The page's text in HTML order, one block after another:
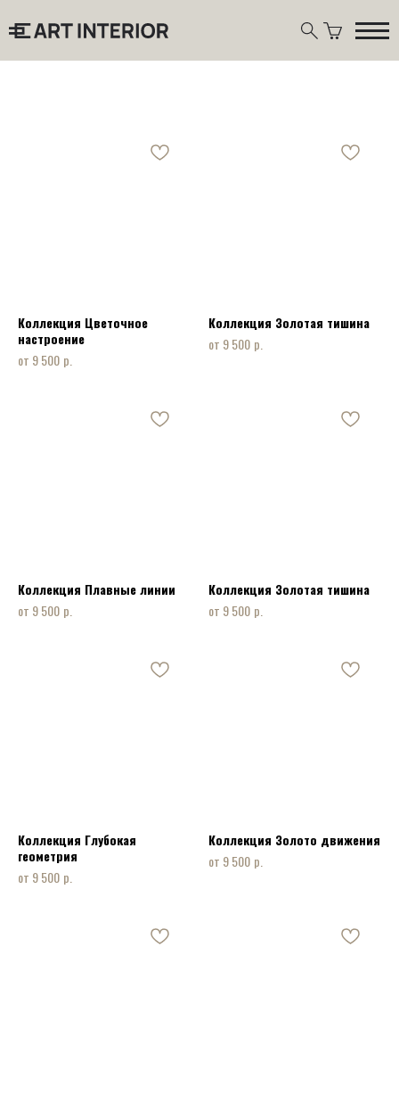
Коллекция Цветочное
настроение
9 500 р.
Коллекция Золотая тишина
9 500 р.
Коллекция Плавные линии
9 500 р.
Коллекция Золотая тишина
9 500 р.
Коллекция Глубокая
геометрия
9 500 р.
Коллекция Золото движения
9 500 р.